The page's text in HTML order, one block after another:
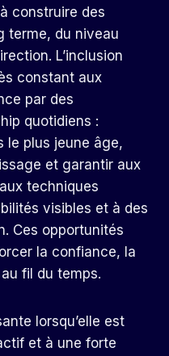
construire des
terme, du niveau
L’inclusion
constant aux
par des
quotidiens :
le plus jeune âge,
et garantir aux
techniques
visibles et à des
Ces opportunités
la confiance, la
fil du temps.
lorsqu’elle est
et à une forte